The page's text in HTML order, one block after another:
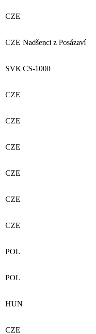
CZE
CZE Nadšenci z Posázaví
SVK CS-1000
CZE
CZE
CZE
CZE
CZE
CZE
POL
POL
HUN
CZE